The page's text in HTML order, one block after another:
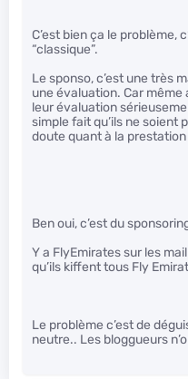
C’est bien ça le problème,
“classique”.
Le sponso, c’est une très
une évaluation. Car
leur évaluation
simple fait qu’ils ne soient
doute quant à la
Ben oui, c’est du
Y a FlyEmirates sur les
qu’ils kiffent tous Fly
Le problème c’est de
neutre.. Les bloggueurs